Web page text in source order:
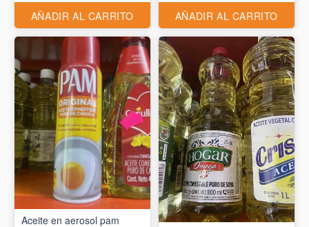
AÑADIR AL CARRITO AÑADIR AL CARRITO
Aceite en aerosol pam